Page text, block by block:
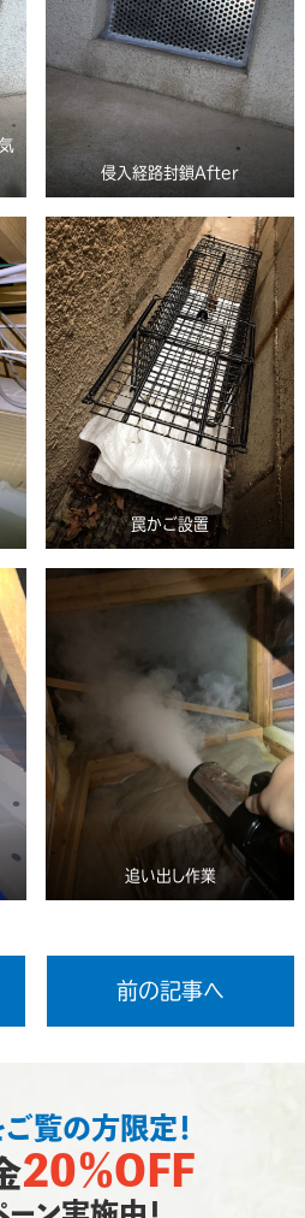
侵入経路封鎖After
罠かご設置
追い出し作業
前の記事へ
ご覧の方限定！
20％OFF